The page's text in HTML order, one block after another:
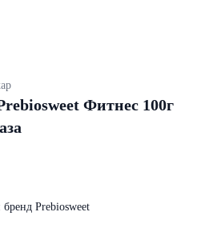
Фитнес 100г
Prebiosweet